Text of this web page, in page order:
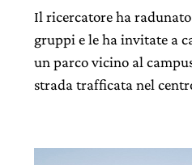
Il ricercatore ha
gruppi e le ha invitate a
un parco vicino al
strada trafficata nel